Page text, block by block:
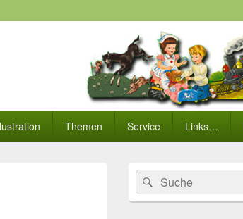
Themen Service Links…
Primärer
Seitenleisten
Widget-
Bereich
Search
for:
Suche